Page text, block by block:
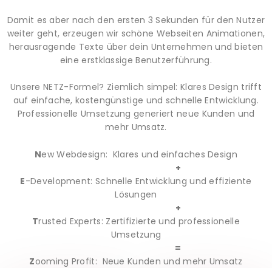
Damit es aber nach den ersten 3 Sekunden für den Nutzer
weiter geht, erzeugen wir schöne Webseiten Animationen,
herausragende Texte über dein Unternehmen und bieten
eine erstklassige Benutzerführung.
Unsere NETZ-Formel? Ziemlich simpel: Klares Design trifft
auf einfache, kostengünstige und schnelle Entwicklung.
Professionelle Umsetzung generiert neue Kunden und
mehr Umsatz.
New Webdesign: Klares und einfaches Design
+
E-Development: Schnelle Entwicklung und effiziente
Lösungen
+
Trusted Experts: Zertifizierte und professionelle
Umsetzung
=
Zooming Profit: Neue Kunden und mehr Umsatz